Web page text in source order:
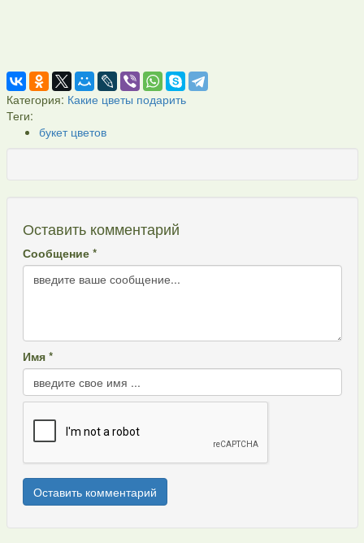
Категория: Какие цветы подарить
Теги:
букет цветов
Оставить комментарий
Сообщение *
Имя *